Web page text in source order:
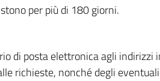
per più di 180 giorni.
di posta elettronica agli
richieste, nonché degli